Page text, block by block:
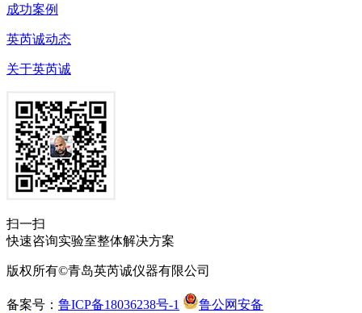
成功案例
英芮诚动态
关于英芮诚
扫一扫
快速咨询实验室整体解决方案
版权所有©青岛英芮诚仪器有限公司
备案号： 鲁ICP备18036238号-1
鲁公网安备